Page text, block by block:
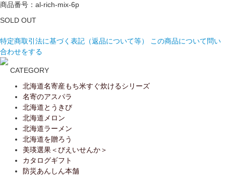
商品番号：al-rich-mix-6p
SOLD OUT
特定商取引法に基づく表記（返品について等）
この商品について問い
合わせをする
CATEGORY
北海道名寄産もち米すぐ炊けるシリーズ
名寄のアスパラ
北海道とうきび
北海道メロン
北海道ラーメン
北海道を贈ろう
美瑛選果＜びえいせんか＞
カタログギフト
防災あんしん本舗